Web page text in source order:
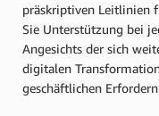
präskriptiven Leitlinien
Sie Unterstützung bei
Angesichts der sich
digitalen
geschäftlichen